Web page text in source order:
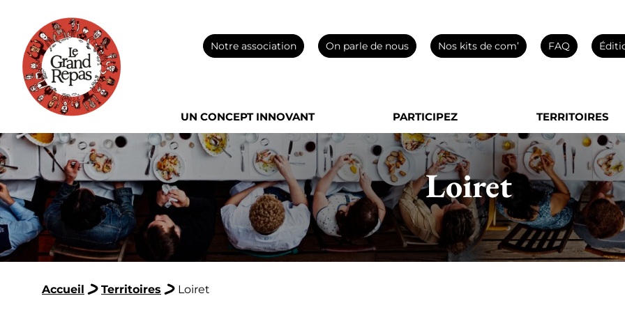
Notre association On parle de nous Nos kits de com’ FAQ
UN CONCEPT INNOVANT PARTICIPEZ TERRITOIRES
Loiret
Accueil Territoires Loiret